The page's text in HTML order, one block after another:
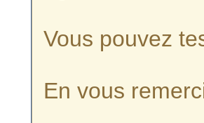
Vous pouvez
En vous